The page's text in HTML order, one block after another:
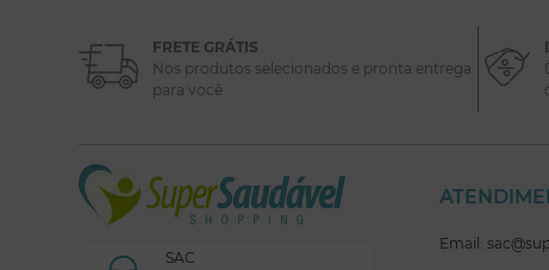
FRETE GRÁTIS
Nos produtos selecionados e pronta entrega
para você
SAC
Email: